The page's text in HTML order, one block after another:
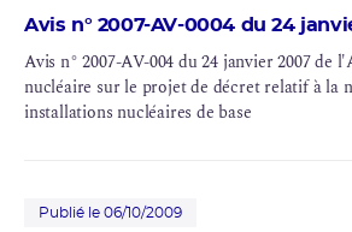
Avis n° 2007-AV-0004 du 24
Avis n° 2007-AV-004 du 24 janvier 2007 de
nucléaire sur le projet de décret relatif à la
installations nucléaires de base
Publié le 06/10/2009